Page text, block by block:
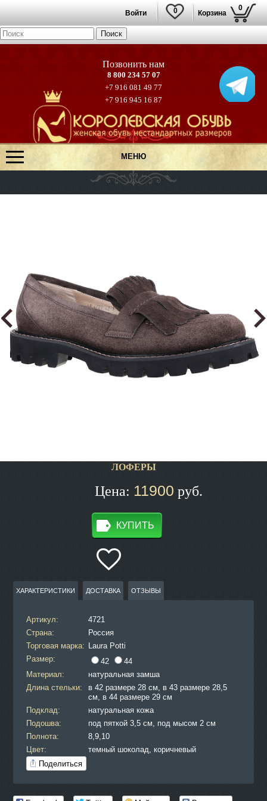
Корзина
0
0
Войти
8 800 234 57 07
+7 916 081 49 77
+7 916 945 16 87
МЕНЮ
ЛОФЕРЫ
Цена: 11900 руб.
КУПИТЬ
ХАРАКТЕРИСТИКИ ДОСТАВКА ОТЗЫВЫ
Артикул:
4721
Страна:
Россия
Торговая марка: Laura Potti
Размер:
42
44
Материал:
натуральная замша
Длина стельки:
в 42 размере 28 см, в 43 размере 28,5
см, в 44 размере 29 см
Подклад:
натуральная кожа
Подошва:
под пяткой 3,5 см, под мысом 2 см
Полнота:
8,9,10
Цвет:
темный шоколад, коричневый
Поделиться